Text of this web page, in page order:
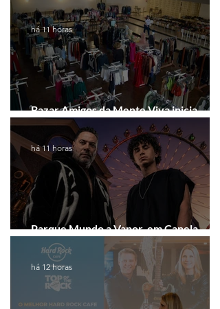
Bazar Amigos da Mente Viva inicia
arrecadação em Gramado e Canela
há 11 horas
Parque Mundo a Vapor, em Canela,
recebe festival eletrônico em agosto
há 11 horas
há 12 horas